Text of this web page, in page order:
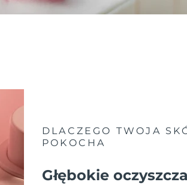
DLACZEGO TWOJA
POKOCHA
Głębokie